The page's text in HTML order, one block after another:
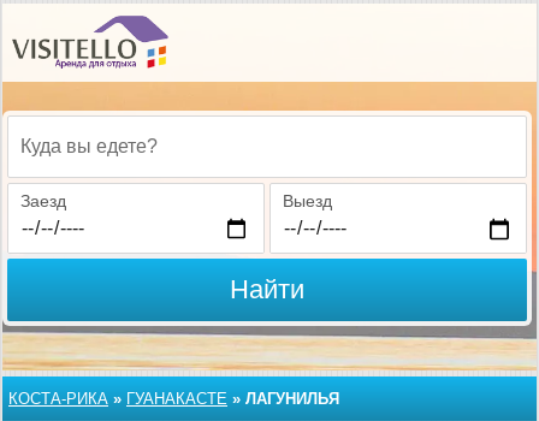
Куда вы едете?
Заезд Выезд
Найти
КОСТА-РИКА » ГУАНАКАСТЕ » ЛАГУНИЛЬЯ